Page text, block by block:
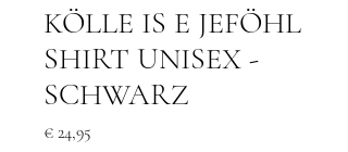
KÖLLE IS E JEFÖHL
SHIRT UNISEX -
SCHWARZ
€ 24,95